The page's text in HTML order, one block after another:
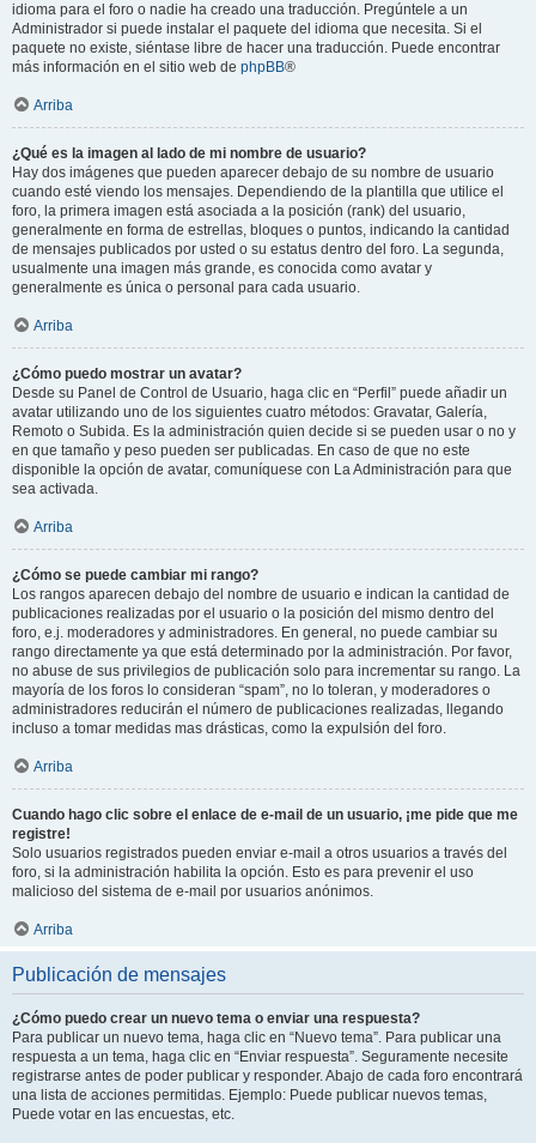
idioma para el foro o nadie ha creado una traducción. Pregúntele a un
Administrador si puede instalar el paquete del idioma que necesita. Si el
paquete no existe, siéntase libre de hacer una traducción. Puede encontrar
más información en el sitio web de phpBB®
Arriba
¿Qué es la imagen al lado de mi nombre de usuario?
Hay dos imágenes que pueden aparecer debajo de su nombre de usuario
cuando esté viendo los mensajes. Dependiendo de la plantilla que utilice el
foro, la primera imagen está asociada a la posición (rank) del usuario,
generalmente en forma de estrellas, bloques o puntos, indicando la cantidad
de mensajes publicados por usted o su estatus dentro del foro. La segunda,
usualmente una imagen más grande, es conocida como avatar y
generalmente es única o personal para cada usuario.
Arriba
¿Cómo puedo mostrar un avatar?
Desde su Panel de Control de Usuario, haga clic en “Perfil” puede añadir un
avatar utilizando uno de los siguientes cuatro métodos: Gravatar, Galería,
Remoto o Subida. Es la administración quien decide si se pueden usar o no y
en que tamaño y peso pueden ser publicadas. En caso de que no este
disponible la opción de avatar, comuníquese con La Administración para que
sea activada.
Arriba
¿Cómo se puede cambiar mi rango?
Los rangos aparecen debajo del nombre de usuario e indican la cantidad de
publicaciones realizadas por el usuario o la posición del mismo dentro del
foro, e.j. moderadores y administradores. En general, no puede cambiar su
rango directamente ya que está determinado por la administración. Por favor,
no abuse de sus privilegios de publicación solo para incrementar su rango. La
mayoría de los foros lo consideran “spam”, no lo toleran, y moderadores o
administradores reducirán el número de publicaciones realizadas, llegando
incluso a tomar medidas mas drásticas, como la expulsión del foro.
Arriba
Cuando hago clic sobre el enlace de e-mail de un usuario, ¡me pide que me
registre!
Solo usuarios registrados pueden enviar e-mail a otros usuarios a través del
foro, si la administración habilita la opción. Esto es para prevenir el uso
malicioso del sistema de e-mail por usuarios anónimos.
Arriba
Publicación de mensajes
¿Cómo puedo crear un nuevo tema o enviar una respuesta?
Para publicar un nuevo tema, haga clic en “Nuevo tema”. Para publicar una
respuesta a un tema, haga clic en “Enviar respuesta”. Seguramente necesite
registrarse antes de poder publicar y responder. Abajo de cada foro encontrará
una lista de acciones permitidas. Ejemplo: Puede publicar nuevos temas,
Puede votar en las encuestas, etc.